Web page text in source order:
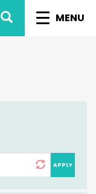
MENU
ZOEK
APPLY